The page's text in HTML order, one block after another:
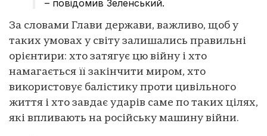
– повідомив Зеленський.
За словами Глави держави, важливо, щоб у
таких умовах у світу залишались правильні
орієнтири: хто затягує цю війну і хто
намагається її закінчити миром, хто
використовує балістику проти цивільного
життя і хто завдає ударів саме по таких цілях,
які впливають на російську машину війни.